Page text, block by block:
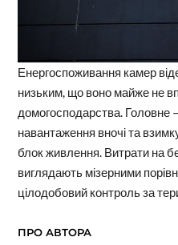
Енергоспоживання камер
низьким, що воно майже не
домогосподарства. Головне
навантаження вночі та
блок живлення. Витрати на
виглядають мізерними
цілодобовий контроль за
ПРО АВТОРА